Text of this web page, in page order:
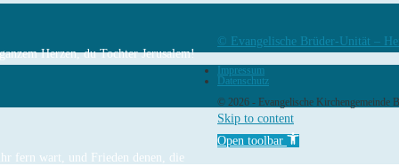
Herzen, du Tochter Jerusalem!
fern wart, und Frieden denen, die
© Evangelische Brüder-Unität –
Impressum
Datenschutz
© 2026 - Evangelische Kirchengemeinde
Skip to content
Open toolbar